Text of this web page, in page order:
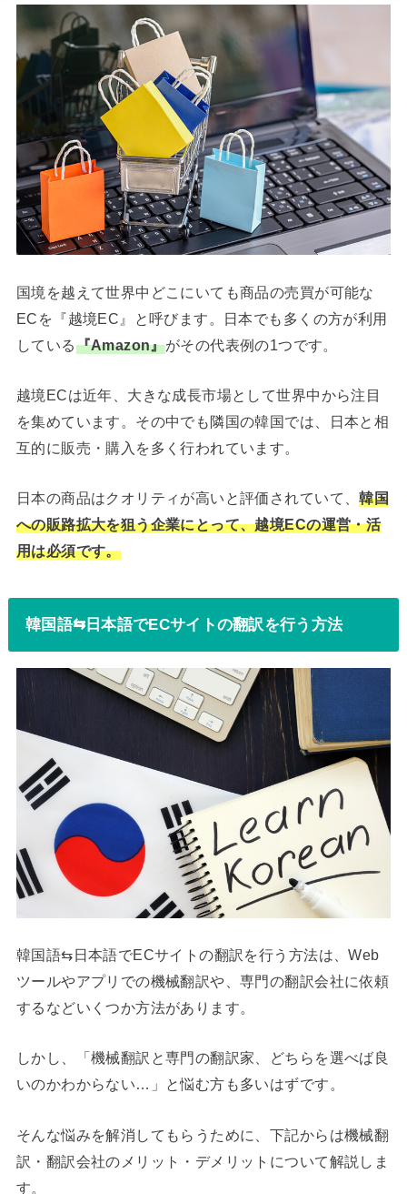
国境を越えて世界中どこにいても商品の売買が可能な
ECを『越境EC』と呼びます。日本でも多くの方が利用
している『Amazon』がその代表例の1つです。
越境ECは近年、大きな成長市場として世界中から注目
を集めています。その中でも隣国の韓国では、日本と相
互的に販売・購入を多く行われています。
日本の商品はクオリティが高いと評価されていて、韓国
への販路拡大を狙う企業にとって、越境ECの運営・活
用は必須です。
韓国語⇆日本語でECサイトの翻訳を行う方法
韓国語⇆日本語でECサイトの翻訳を行う方法は、Web
ツールやアプリでの機械翻訳や、専門の翻訳会社に依頼
するなどいくつか方法があります。
しかし、「機械翻訳と専門の翻訳家、どちらを選べば良
いのかわからない…」と悩む方も多いはずです。
そんな悩みを解消してもらうために、下記からは機械翻
訳・翻訳会社のメリット・デメリットについて解説しま
す。